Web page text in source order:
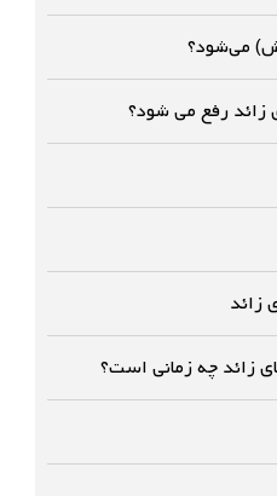
می‌شود؟
زائد رفع می شود؟
زائد
زائد چه زمانی است؟